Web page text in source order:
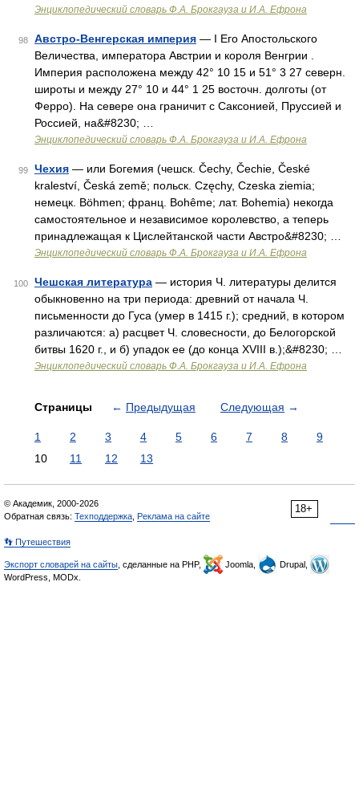
Энциклопедический словарь Ф.А. Брокгауза и И.А. Ефрона
98 Австро-Венгерская империя — I Его Апостольского
Величества, императора Австрии и короля Венгрии .
Империя расположена между 42° 10 15 и 51° 3 27 северн.
широты и между 27° 10 и 44° 1 25 восточн. долготы (от
Ферро). На севере она граничит с Саксонией, Пруссией и
Россией, на&#8230; …
Энциклопедический словарь Ф.А. Брокгауза и И.А. Ефрона
99 Чехия — или Богемия (чешск. Čechy, Čechie, České
kraleství, Česká země; польск. Częchy, Czeska ziemia;
немецк. Böhmen; франц. Bohême; лат. Bohemia) некогда
самостоятельное и независимое королевство, а теперь
принадлежащая к Цислейтанской части Австро&#8230; …
Энциклопедический словарь Ф.А. Брокгауза и И.А. Ефрона
100 Чешская литература — история Ч. литературы делится
обыкновенно на три периода: древний от начала Ч.
письменности до Гуса (умер в 1415 г.); средний, в котором
различаются: а) расцвет Ч. словесности, до Белогорской
битвы 1620 г., и б) упадок ее (до конца XVIII в.);&#8230; …
Энциклопедический словарь Ф.А. Брокгауза и И.А. Ефрона
Страницы ← Предыдущая Следующая →
1 2 3 4 5 6 7 8
9
10
11 12 13
18+
© Академик, 2000-2026
Обратная связь: Техподдержка Реклама на сайте
👣 Путешествия
Экспорт словарей на сайты , сделанные на PHP, Joomla,
Drupal,
WordPress, MODx.